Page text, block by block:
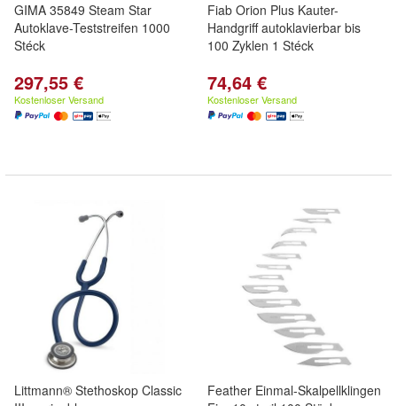
GIMA 35849 Steam Star
Autoklave-Teststreifen 1000
Stéck
297,55 €
Kostenloser Versand
Fiab Orion Plus Kauter-
Handgriff autoklavierbar bis
100 Zyklen 1 Stéck
74,64 €
Kostenloser Versand
Littmann® Stethoskop Classic
Feather Einmal-Skalpellklingen